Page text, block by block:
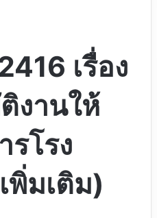
เรื่อง
งานให้
โรง
มเติม)